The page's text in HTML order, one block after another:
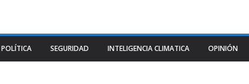
POLÍTICA SEGURIDAD INTELIGENCIA CLIMATICA OPINIÓN